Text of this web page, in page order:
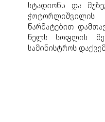
სტადიონს და
ჭოტორლიშვილის
წარმატებით
წელს სოფლის
სამინისტროს